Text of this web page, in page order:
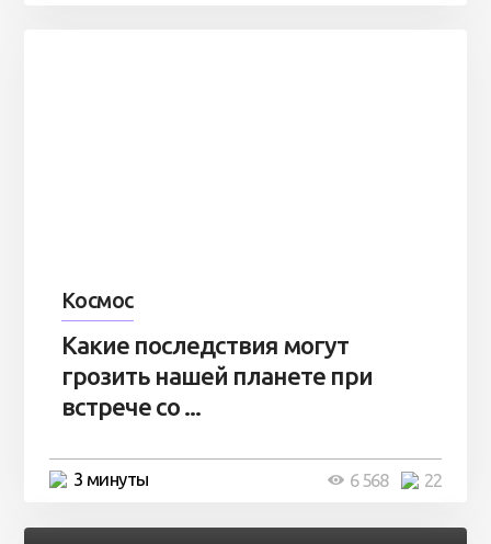
Космос
Какие последствия могут
грозить нашей планете при
встрече со ...
3 минуты 22
6 568